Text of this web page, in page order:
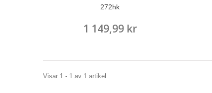
272hk
1 149,99 kr
Visar 1 - 1 av 1 artikel